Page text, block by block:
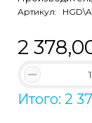
Артикул:
2
Итого: 2